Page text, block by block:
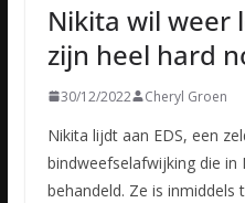
Nikita wil weer
zijn heel hard
30/12/2022 Cheryl Groen
Nikita lijdt aan EDS, een
bindweefselafwijking die
behandeld. Ze is inmiddels